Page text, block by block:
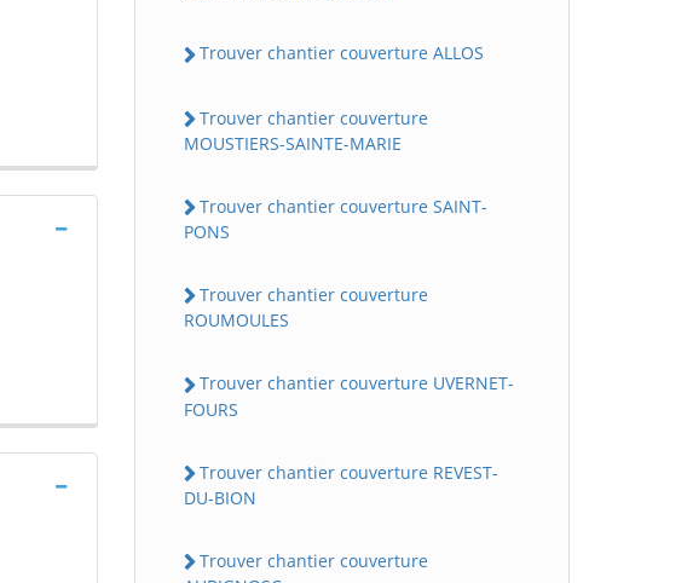
Trouver chantier couverture ALLOS
Trouver chantier couverture
MOUSTIERS-SAINTE-MARIE
Trouver chantier couverture SAINT-
PONS
Trouver chantier couverture
ROUMOULES
Trouver chantier couverture UVERNET-
FOURS
Trouver chantier couverture REVEST-
DU-BION
Trouver chantier couverture